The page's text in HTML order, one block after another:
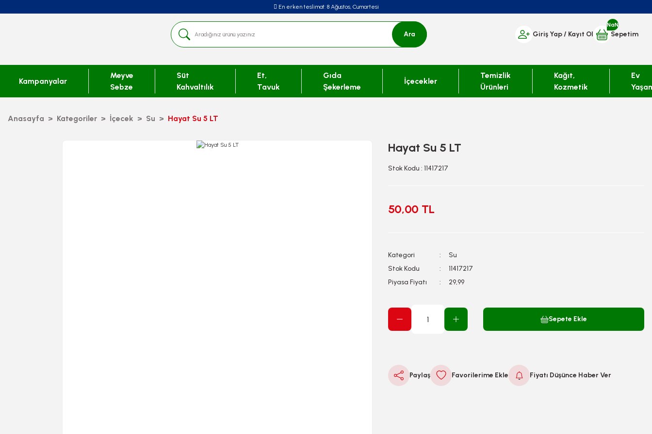
En erken teslimat: 8 Ağustos, Cumartesi
Ara Giriş Yap/ Kayıt Ol
NaN
Sepetim
Kampanyalar
Meyve
Sebze
Süt
Kahvaltılık
Et,
Tavuk
Gıda
Şekerleme
İçecekler
Temizlik
Ürünleri
Kağıt,
Kozmetik
Ev
Anasayfa Kategoriler İçecek Su Hayat Su 5 LT
Hayat Su 5 LT
Stok Kodu : 11417217
50,00 TL
Kategori
Su
Stok Kodu
11417217
Piyasa Fiyatı
29,99
Sepete Ekle
Paylaş Fiyatı Düşünce Haber Ver